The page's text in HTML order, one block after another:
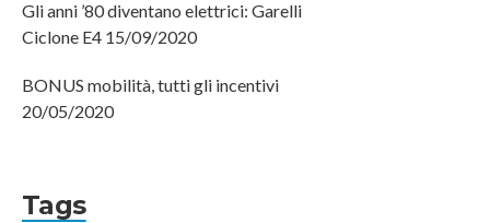
Gli anni ’80 diventano elettrici: Garelli
Ciclone E4 15/09/2020
BONUS mobilità, tutti gli incentivi
20/05/2020
Tags